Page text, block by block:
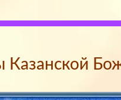
Казанской